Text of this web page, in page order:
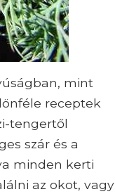
mint
receptek
tengertől
szár és a
minden kerti
az okot, vagy